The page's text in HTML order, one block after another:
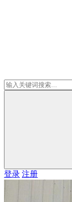
登录 注册